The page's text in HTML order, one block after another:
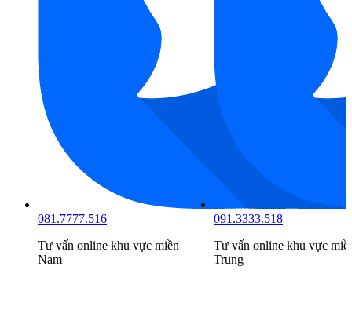
081.7777.516
Tư vấn online khu vực miền
Nam
091.3333.518
Tư vấn online khu vực
Trung